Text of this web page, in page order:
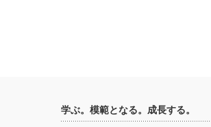
学ぶ。模範となる。成長する。